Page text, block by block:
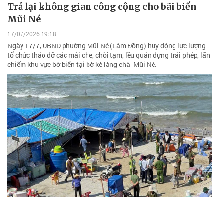
Trả lại không gian công cộng cho bãi biển
Mũi Né
17/07/2026 19:18
Ngày 17/7, UBND phường Mũi Né (Lâm Đồng) huy động lực lượng
tổ chức tháo dỡ các mái che, chòi tạm, lều quán dựng trái phép, lấn
chiếm khu vực bờ biển tại bờ kè làng chài Mũi Né.